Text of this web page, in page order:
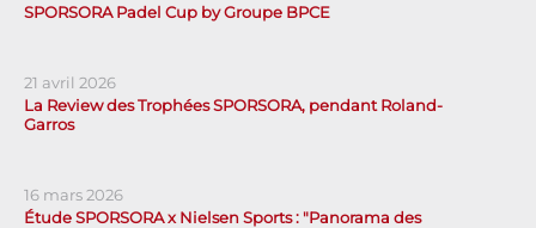
SPORSORA Padel Cup by Groupe BPCE
21 avril 2026
La Review des Trophées SPORSORA, pendant Roland-
Garros
16 mars 2026
Étude SPORSORA x Nielsen Sports : "Panorama des